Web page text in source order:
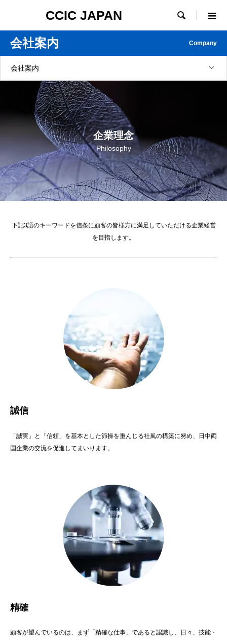
CCIC JAPAN 
会社案内 Company
会社案内
企業理念
Philosophy
下記3語のキーワードを信条に顧客の皆様方に満足していただける企業経営
を目指します。
誠信
「誠実」と「信頼」を基本とした節操を重んじる社風の構築に努め、日中両
国企業の交流を促進してまいります。
精確
顧客が望んでいるのは、まず「精確な仕事」であると認識し、日々、技能・